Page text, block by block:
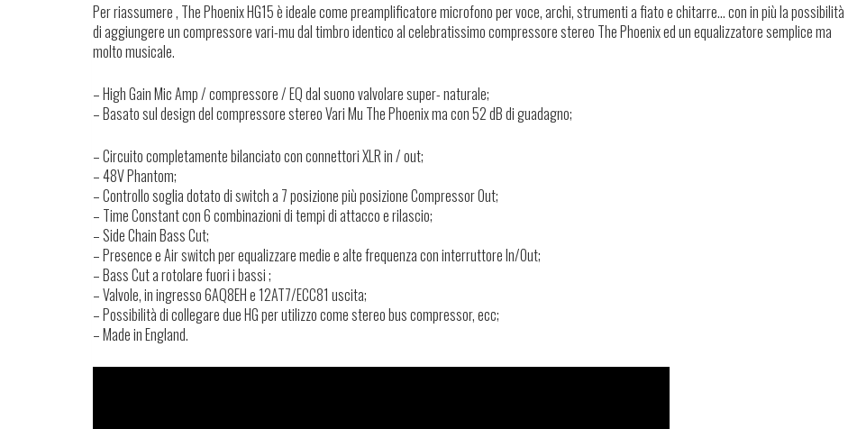
Per riassumere , The Phoenix HG15 è ideale come preamplificatore microfono per voce, archi, strumenti a fiato e chitarre… con in più la possibilità
di aggiungere un compressore vari-mu dal timbro identico al celebratissimo compressore stereo The Phoenix ed un equalizzatore semplice ma
molto musicale.
– High Gain Mic Amp / compressore / EQ dal suono valvolare super- naturale;
– Basato sul design del compressore stereo Vari Mu The Phoenix ma con 52 dB di guadagno;
– Circuito completamente bilanciato con connettori XLR in / out;
– 48V Phantom;
– Controllo soglia dotato di switch a 7 posizione più posizione Compressor Out;
– Time Constant con 6 combinazioni di tempi di attacco e rilascio;
– Side Chain Bass Cut;
– Presence e Air switch per equalizzare medie e alte frequenza con interruttore In/Out;
– Bass Cut a rotolare fuori i bassi ;
– Valvole, in ingresso 6AQ8EH e 12AT7/ECC81 uscita;
– Possibilità di collegare due HG per utilizzo come stereo bus compressor, ecc;
– Made in England.